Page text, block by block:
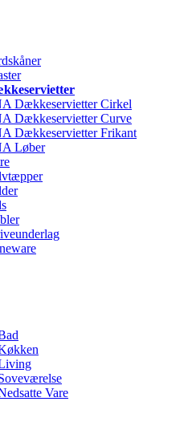
Dækkeservietter Cirkel
Dækkeservietter Curve
Dækkeservietter Frikant
Løber
Vare